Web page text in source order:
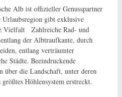
Alb ist offizieller Genusspartner
gibt exklusive
Vielfalt Zahlreiche Rad- und
der Albtraufkante, durch
entlang verträumter
Städte. Beeindruckende
über die Landschaft, unter deren
Höhlensystem erstreckt.